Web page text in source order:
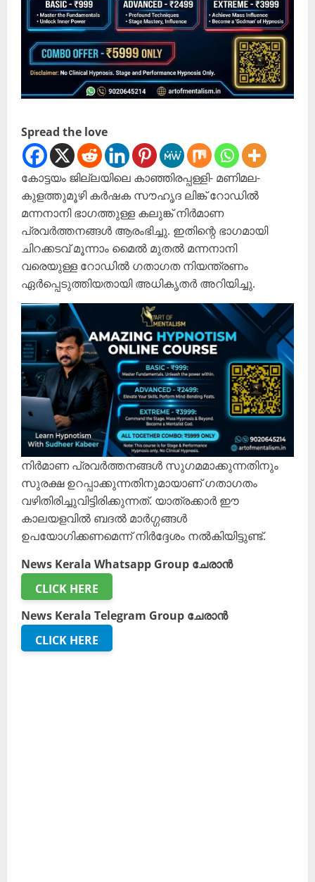
Spread the love
കോട്ടയം ജില്ലയിലെ കാഞ്ഞിരപ്പള്ളി- മണിമല-
കുളത്തുമൂഴി കർഷക സൗഹൃദ ലിങ്ക് റോഡിൽ
മന്നനാനി ഭാഗത്തുള്ള കലുങ്ക് നിർമാണ
പ്രവർത്തനങ്ങൾ ആരംഭിച്ചു. ഇതിന്റെ ഭാഗമായി
ചിറക്കടവ് മൂന്നാം മൈൽ മുതൽ മന്നനാനി
വരെയുള്ള റോഡിൽ ഗതാഗത നിയന്ത്രണം
ഏർപ്പെടുത്തിയതായി അധികൃതർ അറിയിച്ചു.
നിർമാണ പ്രവർത്തനങ്ങൾ സുഗമമാക്കുന്നതിനും
സുരക്ഷ ഉറപ്പാക്കുന്നതിനുമായാണ് ഗതാഗതം
വഴിതിരിച്ചുവിട്ടിരിക്കുന്നത്. യാത്രക്കാർ ഈ
കാലയളവിൽ ബദൽ മാർഗ്ഗങ്ങൾ
ഉപയോഗിക്കണമെന്ന് നിർദ്ദേശം നൽകിയിട്ടുണ്ട്.
News Kerala Whatsapp Group ചേരാൻ
CLICK HERE
News Kerala Telegram Group ചേരാൻ
CLICK HERE